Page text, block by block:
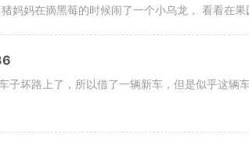
妈妈在摘黑莓的时候闹了一个小乌龙， 看看在
坏路上了，所以借了一辆新车，但是似乎这辆